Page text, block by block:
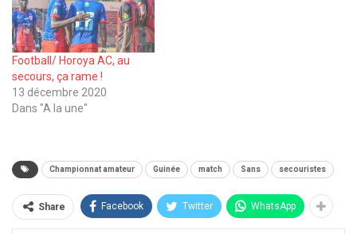
Football/ Horoya AC, au
secours, ça rame !
13 décembre 2020
Dans "A la une"
Championnat amateur Guinée match Sans secouristes
Share Facebook Twitter WhatsApp